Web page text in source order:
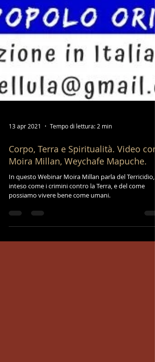
13 apr 2021 Tempo di lettura: 2 min
Corpo, Terra e Spiritualità. Video con
Moira Millan, Weychafe Mapuche.
inteso come i crimini contro la Terra, e del come